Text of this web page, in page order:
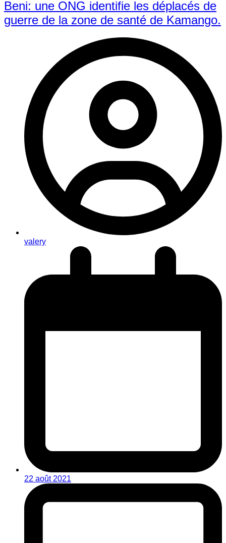
Beni: une ONG identifie les déplacés de
guerre de la zone de santé de Kamango.
valery
22 août 2021